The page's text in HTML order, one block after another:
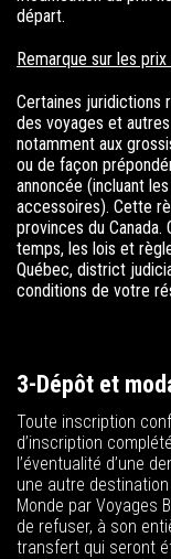
départ.
Remarque sur les prix
Certaines juridictions
des voyages et
notamment aux
ou de façon
annoncée (incluant
accessoires). Cette
provinces du Canada.
temps, les lois et
Québec, district
conditions de votre
3-Dépôt et
Toute inscription
d’inscription
l’éventualité d’une
une autre
Monde par Voyages
de refuser, à son
transfert qui seront